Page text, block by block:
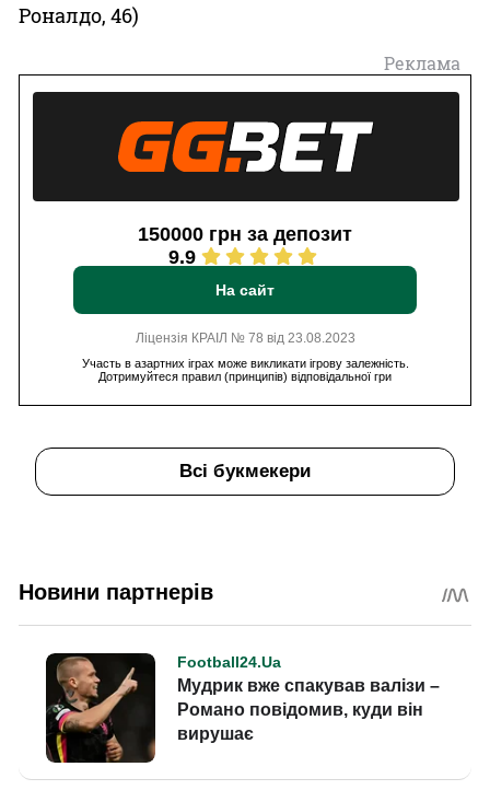
Роналдо, 46)
Реклама
150000 грн за депозит
9.9
На сайт
Ліцензія КРАІЛ № 78 від 23.08.2023
Участь в азартних іграх може викликати ігрову залежність.
Дотримуйтеся правил (принципів) відповідальної гри
Всі букмекери